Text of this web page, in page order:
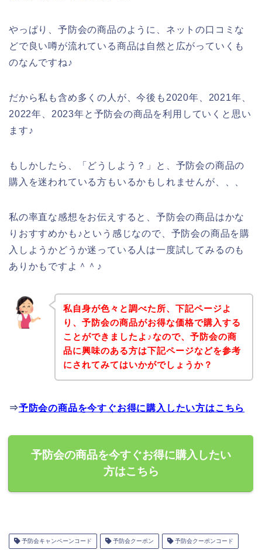
やっぱり、予防会の商品のように、ネットの口コミな
どで良い噂が流れている商品は自然と広がっていくも
のなんですね♪
だから私も含め多くの人が、今後も2020年、2021年、
2022年、2023年と予防会の商品を利用していくと思い
ます♪
もしかしたら、「どうしよう？」と、予防会の商品の
購入を迷われている方もいるかもしれませんが、、、
私の率直な感想をお伝えすると、予防会の商品はかな
りおすすめかも♪という感じなので、予防会の商品を購
入しようかどうか迷っている人は一度試してみるのも
ありかもですよ＾＾♪
私自身が色々と調べた所、下記ページよ
り、予防会の商品がお得な価格で購入する
ことができましたよ♪なので、予防会の商
品に興味のある方は下記ページなどを参考
にされてみてはいかがでしょうか？
⇒予防会の商品を今すぐお得に購入したい方はこちら
予防会の商品を今すぐお得に購入したい
方はこちら
予防会キャンペーンコード 予防会クーポン 予防会クーポンコード